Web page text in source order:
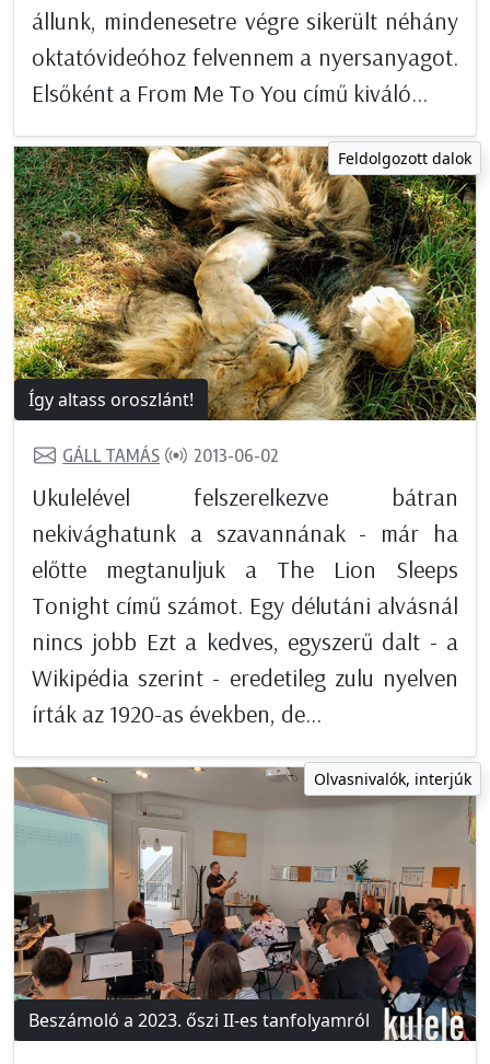
állunk, mindenesetre végre sikerült néhány
oktatóvideóhoz felvennem a nyersanyagot.
Elsőként a From Me To You című kiváló...
Feldolgozott dalok
Így altass oroszlánt!
GÁLL TAMÁS 2013-06-02
Ukulelével felszerelkezve bátran
nekivághatunk a szavannának - már ha
előtte megtanuljuk a The Lion Sleeps
Tonight című számot. Egy délutáni alvásnál
nincs jobb Ezt a kedves, egyszerű dalt - a
Wikipédia szerint - eredetileg zulu nyelven
írták az 1920-as években, de...
Olvasnivalók, interjúk
Beszámoló a 2023. őszi II-es tanfolyamról